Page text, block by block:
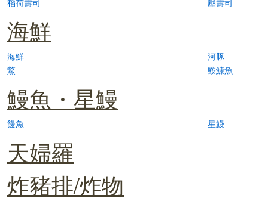
稻荷壽司
壓壽司
海鮮
海鮮
河豚
鱉
鮟鱇魚
鰻魚・星鰻
饅魚 星鰻
天婦羅
炸豬排/炸物